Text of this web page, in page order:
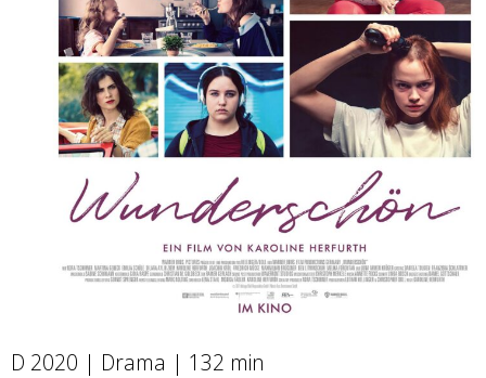
D 2020 | Drama | 132 min